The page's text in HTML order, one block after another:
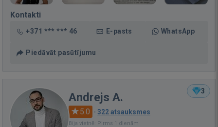
Kontakti
+371 *** *** 46 E-pasts WhatsApp
Piedāvāt pasūtījumu
3
Andrejs A.
5.0 · 322 atsauksmes
Bija vietnē: Pirms 1 dienām